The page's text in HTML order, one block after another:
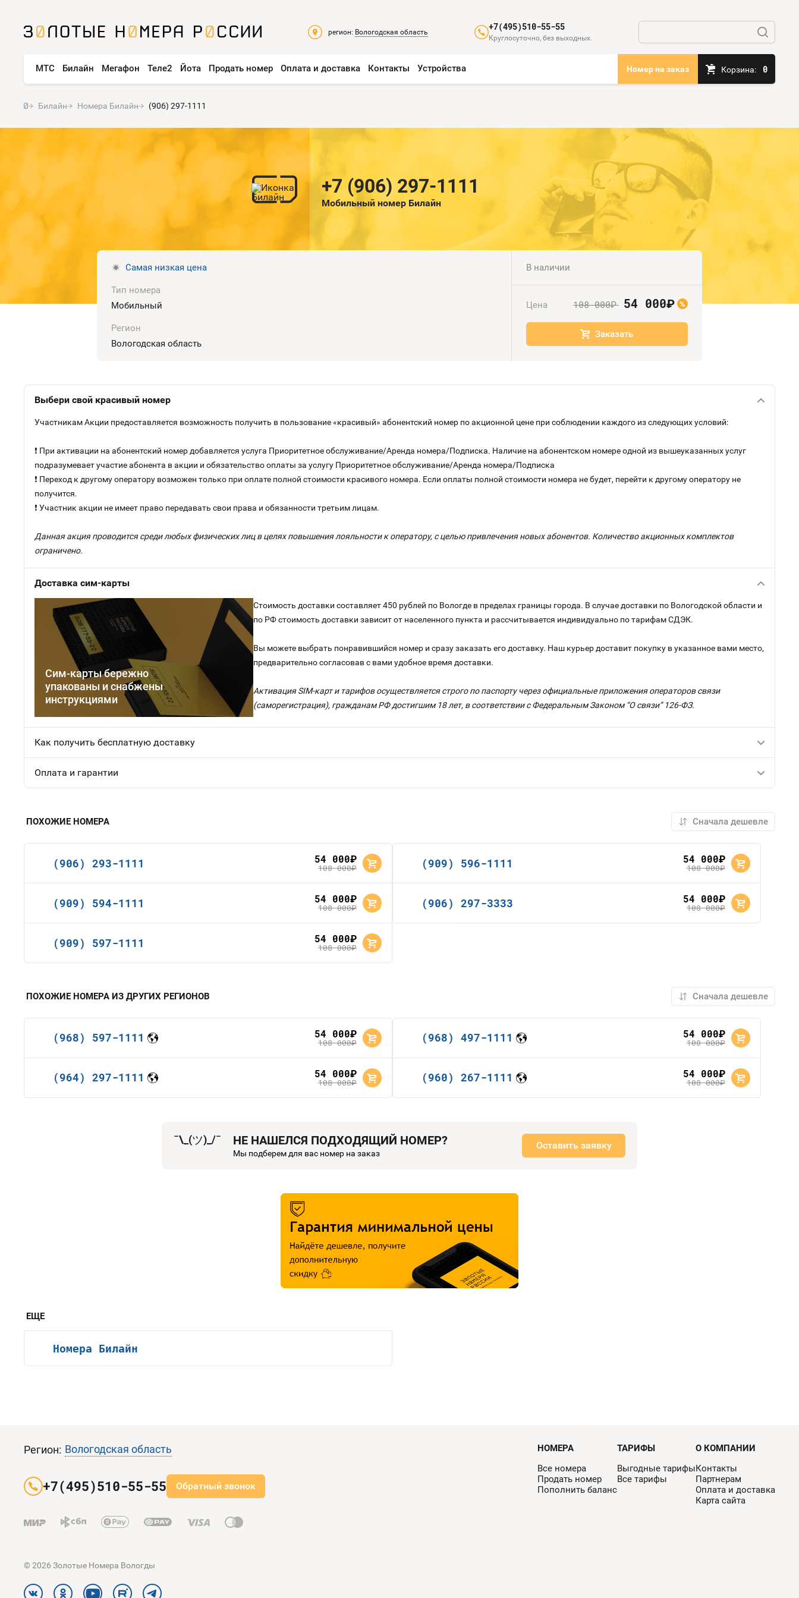
регион: Вологодская область +7(495)510-55-55
Круглосуточно, без выходных.
МТС Билайн Мегафон Теле2 Йота Продать номер Оплата и доставка Контакты Устройства Номер на заказ Корзина: 0
Билайн Номера Билайн (906) 297-1111
+7 (906) 297-1111
Мобильный номер Билайн
Самая низкая цена
Тип номера
Мобильный
Регион
Вологодская область
В наличии
Цена 108 000руб. 54 000руб. %
Заказать
Выбери свой красивый номер
Участникам Акции предоставляется возможность получить в пользование «красивый» абонентский номер по акционной цене при соблюдении каждого из следующих условий:
❗ При активации на абонентский номер добавляется услуга Приоритетное обслуживание/Аренда номера/Подписка. Наличие на абонентском номере одной из вышеуказанных услуг
подразумевает участие абонента в акции и обязательство оплаты за услугу Приоритетное обслуживание/Аренда номера/Подписка
❗ Переход к другому оператору возможен только при оплате полной стоимости красивого номера. Если оплаты полной стоимости номера не будет, перейти к другому оператору не
получится.
❗ Участник акции не имеет право передавать свои права и обязанности третьим лицам.
Данная акция проводится среди любых физических лиц в целях повышения лояльности к оператору, с целью привлечения новых абонентов. Количество акционных комплектов
ограничено.
Доставка сим-карты
Сим-карты бережно
упакованы и снабжены
инструкциями
Стоимость доставки составляет 450 рублей по Вологде в пределах границы города. В случае доставки по Вологодской области и
по РФ стоимость доставки зависит от населенного пункта и рассчитывается индивидуально по тарифам СДЭК.
Вы можете выбрать понравившийся номер и сразу заказать его доставку. Наш курьер доставит покупку в указанное вами место,
предварительно согласовав с вами удобное время доставки.
Активация SIM-карт и тарифов осуществляется строго по паспорту через официальные приложения операторов связи
(саморегистрация), гражданам РФ достигшим 18 лет, в соответствии с Федеральным Законом “О связи” 126-ФЗ.
Как получить бесплатную доставку
Оплата и гарантии
ПОХОЖИЕ НОМЕРА
(906) 293-1111 54 000руб.
108 000руб. (909) 596-1111 54 000руб.
108 000руб.
(909) 594-1111 54 000руб.
108 000руб. (906) 297-3333 54 000руб.
108 000руб.
(909) 597-1111 54 000руб.
108 000руб.
ПОХОЖИЕ НОМЕРА ИЗ ДРУГИХ РЕГИОНОВ
(968) 597-1111 54 000руб.
108 000руб. (968) 497-1111 54 000руб.
108 000руб.
(964) 297-1111 54 000руб.
108 000руб. (960) 267-1111 54 000руб.
108 000руб.
¯\_(ツ)_/¯ НЕ НАШЕЛСЯ ПОДХОДЯЩИЙ НОМЕР?
Мы подберем для вас номер на заказ
Оставить заявку
ЕЩЕ
Номера Билайн
НОМЕРА
Все номера
Продать номер
Пополнить баланс
ТАРИФЫ
Выгодные тарифы
Все тарифы
О КОМПАНИИ
Контакты
Партнерам
Оплата и доставка
Карта сайта
Регион: Вологодская область
+7(495)510-55-55 Обратный звонок
© 2026 Золотые Номера Вологды